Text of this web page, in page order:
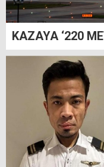
KAZAYA ‘220